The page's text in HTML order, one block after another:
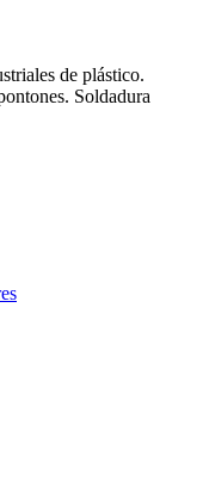
de plástico.
Soldadura